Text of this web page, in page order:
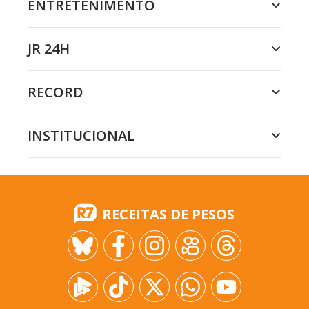
ENTRETENIMENTO
JR 24H
RECORD
INSTITUCIONAL
RECEITAS DE PESOS